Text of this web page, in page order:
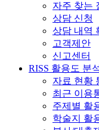
자주 찾는
상담 신청
상담 내역
고객제안
신고센터
RISS 활용도 분
자료 현황
최근 이용
주제별 활
학술지 활